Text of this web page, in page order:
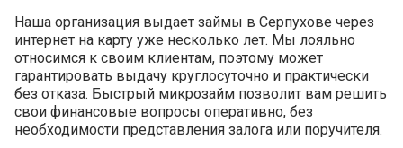
Наша организация выдает займы в Серпухове через
интернет на карту уже несколько лет. Мы лояльно
относимся к своим клиентам, поэтому может
гарантировать выдачу круглосуточно и практически
без отказа. Быстрый микрозайм позволит вам решить
свои финансовые вопросы оперативно, без
необходимости представления залога или поручителя.